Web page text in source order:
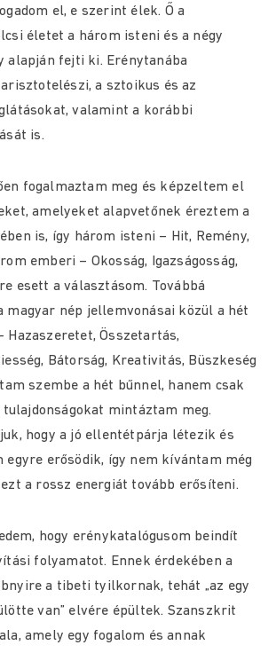
el, e szerint élek. Ő a
életet a három isteni és a négy
alapján fejti ki. Erénytanába
arisztotelészi, a sztoikus és az
valamint a korábbi
is.
fogalmaztam meg és képzeltem el
amelyeket alapvetőnek éreztem a
is, így három isteni – Hit, Remény,
emberi – Okosság, Igazságosság,
esett a választásom. Továbbá
magyar nép jellemvonásai közül a hét
Hazaszeretet, Összetartás,
Bátorság, Kreativitás, Büszkeség
szembe a hét bűnnel, hanem csak
mintáztam meg.
hogy a jó ellentétpárja létezik és
egyre erősödik, így nem kívántam még
a rossz energiát tovább erősíteni.
hogy erénykatalógusom beindít
folyamatot. Ennek érdekében a
a tibeti tyilkornak, tehát „az egy
van” elvére épültek. Szanszkrit
amely egy fogalom és annak